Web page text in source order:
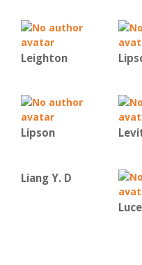
Leighton
Lipson
Liang Y. D